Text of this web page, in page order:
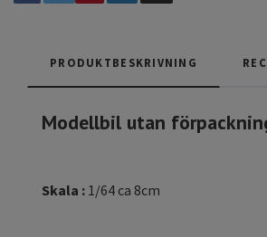
PRODUKTBESKRIVNING
Modellbil utan
Skala : 1/64 ca 8cm